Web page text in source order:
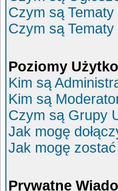
Czym są
Czym są
Poziomy
Kim są
Kim są
Czym są Grupy
Jak mogę
Jak mogę
Prywatne